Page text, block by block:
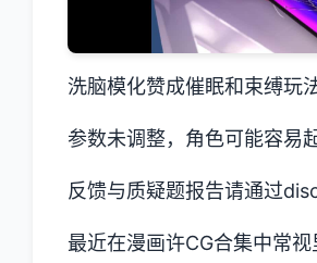
洗脑模化赞成催眠和束缚玩
参数未调整，角色可能容易
反馈与质疑题报告请通过
最近在漫画许CG合集中常